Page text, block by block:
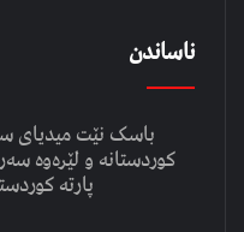
ناساندن
باسک نێت میدیای
کوردستانە و لێرەوە
پارتە